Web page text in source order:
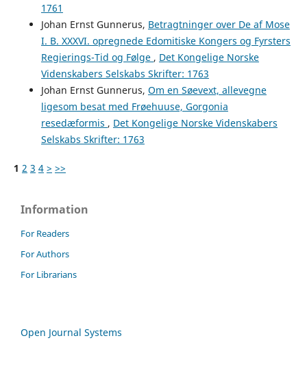
1761
Johan Ernst Gunnerus, Betragtninger over De af Mose
I. B. XXXVI. opregnede Edomitiske Kongers og Fyrsters
Regierings-Tid og Følge , Det Kongelige Norske
Videnskabers Selskabs Skrifter: 1763
Johan Ernst Gunnerus, Om en Søevext, allevegne
ligesom besat med Frøehuuse, Gorgonia
resedæformis , Det Kongelige Norske Videnskabers
Selskabs Skrifter: 1763
1 2 3 4 > >>
Information
For Readers
For Authors
For Librarians
Open Journal Systems